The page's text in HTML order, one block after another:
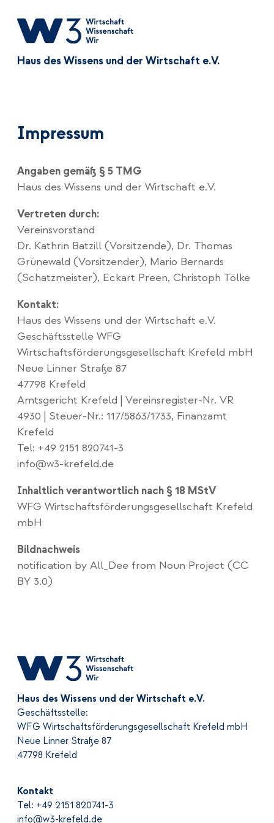
Haus des Wissens und der Wirtschaft e.V.
Impressum
Angaben gemäß § 5 TMG
Haus des Wissens und der Wirtschaft e.V.
Vertreten durch:
Vereinsvorstand
Dr. Kathrin Batzill (Vorsitzende), Dr. Thomas
Grünewald (Vorsitzender), Mario Bernards
(Schatzmeister), Eckart Preen, Christoph Tölke
Kontakt:
Haus des Wissens und der Wirtschaft e.V.
Geschäftsstelle WFG
Wirtschaftsförderungsgesellschaft Krefeld mbH
Neue Linner Straße 87
47798 Krefeld
Amtsgericht Krefeld | Vereinsregister-Nr. VR
4930 | Steuer-Nr.: 117/5863/1733, Finanzamt
Krefeld
Tel: +49 2151 820741-3
info@w3-krefeld.de
Inhaltlich verantwortlich nach § 18 MStV
WFG Wirtschaftsförderungsgesellschaft Krefeld
mbH
Bildnachweis
notification by All_Dee from Noun Project (CC
BY 3.0)
Haus des Wissens und der Wirtschaft e.V.
Geschäftsstelle:
WFG Wirtschaftsförderungsgesellschaft Krefeld mbH
Neue Linner Straße 87
47798 Krefeld
Kontakt
Tel: +49 2151 820741-3
info@w3-krefeld.de